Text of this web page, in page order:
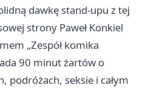
dawkę stand-upu z tej
strony Paweł Konkiel
„Zespół komika
90 minut żartów o
podróżach, seksie i całym